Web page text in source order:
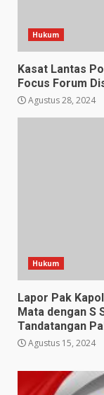
Hukum
Kasat Lantas
Focus Forum
Agustus 28, 2024
Hukum
Lapor Pak
Mata dengan S
Tandatangan
Agustus 15, 2024